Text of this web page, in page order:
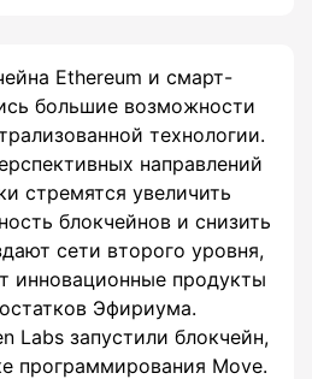
Ethereum и смарт-
большие возможности
технологии.
направлений
стремятся увеличить
блокчейнов и снизить
сети второго уровня,
инновационные продукты
Эфириума.
Labs запустили блокчейн,
программирования Move.